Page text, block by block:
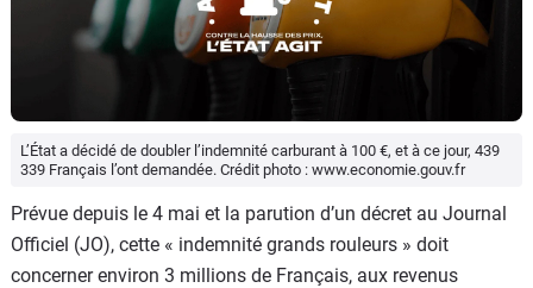
L’État a décidé de doubler l’indemnité carburant à 100 €, et à ce jour, 439
339 Français l’ont demandée. Crédit photo : www.economie.gouv.fr
Prévue depuis le 4 mai et la parution d’un décret au Journal
Officiel (JO), cette « indemnité grands rouleurs » doit
concerner environ 3 millions de Français, aux revenus